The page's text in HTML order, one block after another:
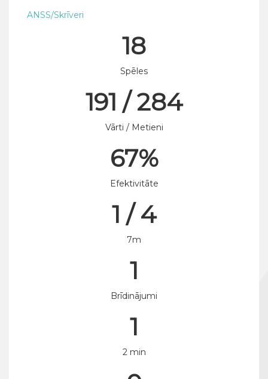
ANSS/Skrīveri
18
Spēles
191 / 284
Vārti / Metieni
67%
Efektivitāte
1 / 4
7m
1
Brīdinājumi
1
2 min